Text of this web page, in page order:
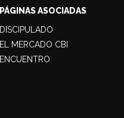
PÁGINAS ASOCIADAS
DISCIPULADO
EL MERCADO CBI
ENCUENTRO